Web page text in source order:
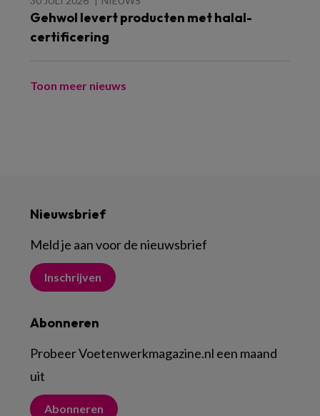
Gehwol levert producten met halal-
certificering
Toon meer nieuws
Nieuwsbrief
Meld je aan voor de nieuwsbrief
Inschrijven
Abonneren
Probeer Voetenwerkmagazine.nl een maand
uit
Abonneren